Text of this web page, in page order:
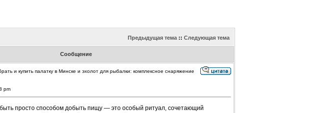
Предыдущая тема:: Следующая тема
Сообщение
и купить палатку в Минске и эхолот для рыбалки: комплексное снаряжение
pm
просто способом добыть пищу — это особый ритуал, сочетающий